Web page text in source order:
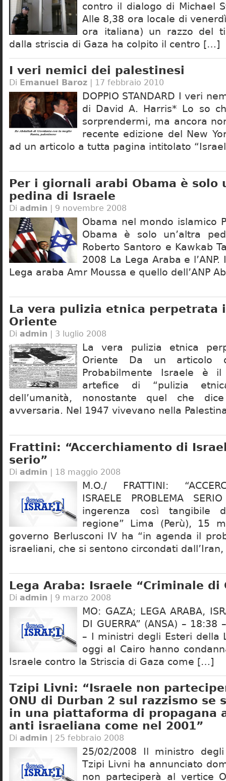
contro il dialogo di Michael
Alle 8,38 ora locale di
ora italiana) un razzo del
dalla striscia di Gaza ha colpito il centro […]
I veri nemici dei palestinesi
Di Emanuel Baroz | 17 febbraio 2010
DOPPIO STANDARD I veri
di David A. Harris* Lo so
sorprendermi, ma ancora
recente edizione del New
ad un articolo a tutta pagina intitolato
Per i giornali arabi Obama è solo
pedina di Israele
Di admin | 9 novembre 2008
Obama nel mondo islamico
Obama è solo un’altra
Roberto Santoro e Kawkab
2008 La Lega Araba e
Lega araba Amr Moussa e quello dell’ANP
La vera pulizia etnica perpetrata
Oriente
Di admin | 3 luglio 2008
La vera pulizia etnica
Oriente Da un articolo
Probabilmente Israele è
artefice di “pulizia
dell’umanità, nonostante quel che
avversaria. Nel 1947 vivevano nella
Frattini: “Accerchiamento di
serio”
Di admin | 18 maggio 2008
M.O./ FRATTINI:
ISRAELE PROBLEMA
ingerenza così tangibile
regione” Lima (Perù), 15
governo Berlusconi IV ha “in agenda il
israeliani, che si sentono circondati
Lega Araba: Israele “Criminale di
Di admin | 9 marzo 2008
MO: GAZA; LEGA ARABA,
DI GUERRA” (ANSA) – 18:38
– I ministri degli Esteri della
oggi al Cairo hanno
Israele contro la Striscia di Gaza come […]
Tzipi Livni: “Israele non
ONU di Durban 2 sul razzismo se
in una piattaforma di propagana
anti israeliana come nel 2001”
Di admin | 25 febbraio 2008
25/02/2008 Il ministro
Tzipi Livni ha annunciato
non parteciperà al vertice